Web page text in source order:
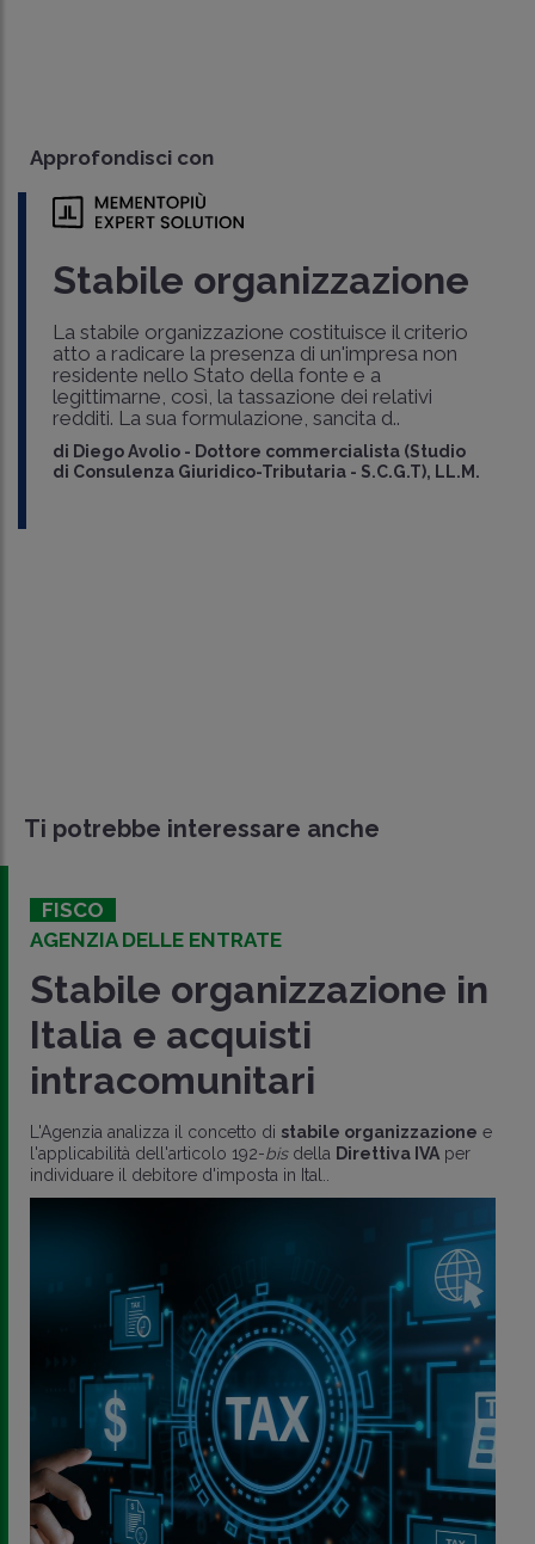
Approfondisci con
Stabile organizzazione
La stabile organizzazione costituisce il criterio
atto a radicare la presenza di un'impresa non
residente nello Stato della fonte e a
legittimarne, così, la tassazione dei relativi
redditi. La sua formulazione, sancita d..
di Diego Avolio - Dottore commercialista (Studio
di Consulenza Giuridico-Tributaria - S.C.G.T), LL.M.
Ti potrebbe interessare anche
FISCO
AGENZIA DELLE ENTRATE
Stabile organizzazione in
Italia e acquisti
intracomunitari
L'Agenzia analizza il concetto di stabile organizzazione e
l'applicabilità dell'articolo 192-bisdella Direttiva IVA per
individuare il debitore d'imposta in Ital..